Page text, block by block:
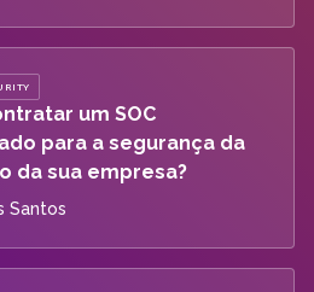
um SOC
para a segurança da
da sua empresa?
Santos